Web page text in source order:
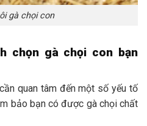
gà chọi con
chọn gà chọi con bạn
quan tâm đến một số yếu tố
bảo bạn có được gà chọi chất